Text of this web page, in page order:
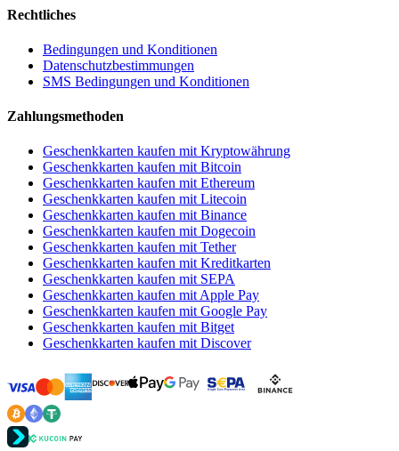
Rechtliches
Bedingungen und Konditionen
Datenschutzbestimmungen
SMS Bedingungen und Konditionen
Zahlungsmethoden
Geschenkkarten kaufen mit Kryptowährung
Geschenkkarten kaufen mit Bitcoin
Geschenkkarten kaufen mit Ethereum
Geschenkkarten kaufen mit Litecoin
Geschenkkarten kaufen mit Binance
Geschenkkarten kaufen mit Dogecoin
Geschenkkarten kaufen mit Tether
Geschenkkarten kaufen mit Kreditkarten
Geschenkkarten kaufen mit SEPA
Geschenkkarten kaufen mit Apple Pay
Geschenkkarten kaufen mit Google Pay
Geschenkkarten kaufen mit Bitget
Geschenkkarten kaufen mit Discover